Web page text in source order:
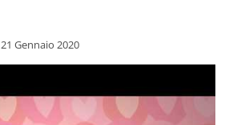
21 Gennaio 2020